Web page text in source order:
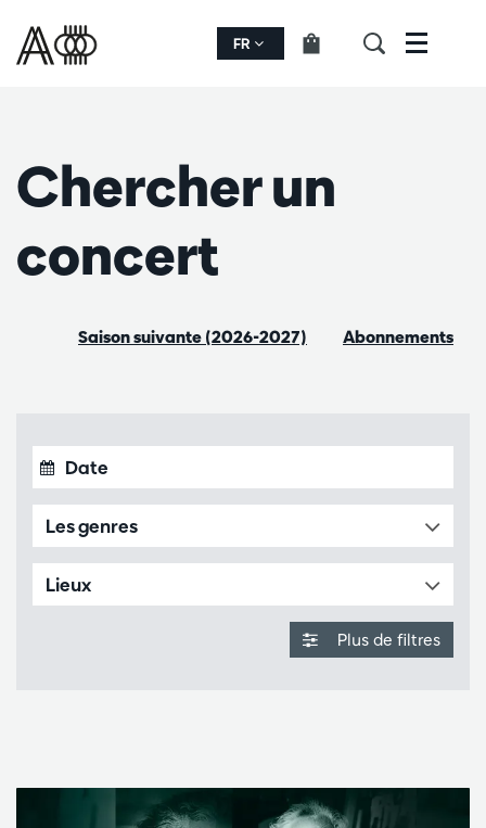
FR Menu
Saison suivante (2026-2027) Abonnements
Chercher un
concert
Les genres
Lieux
Plus de filtres